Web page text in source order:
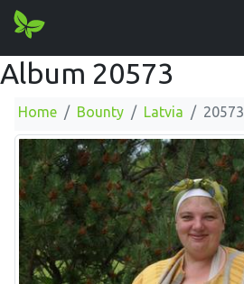
Album 20573
Home Bounty Latvia 20573